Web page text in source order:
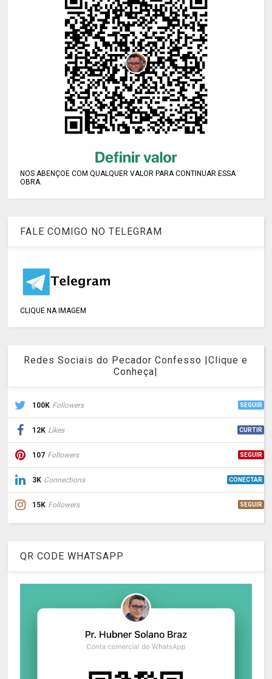
NOS ABENÇOE COM QUALQUER VALOR PARA CONTINUAR ESSA
OBRA.
FALE COMIGO NO TELEGRAM
CLIQUE NA IMAGEM
Redes Sociais do Pecador Confesso |Clique e
Conheça|
100K Followers SEGUIR
12K Likes CURTIR
107 Followers SEGUIR
3K Connections CONECTAR
15K Followers SEGUIR
QR CODE WHATSAPP